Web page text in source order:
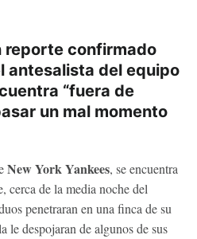
reporte confirmado
antesalista del equipo
“fuera de
un mal momento
New York Yankees, se encuentra
cerca de la media noche del
penetraran en una finca de su
le despojaran de algunos de sus